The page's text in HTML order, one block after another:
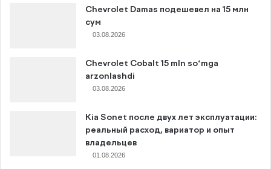
Chevrolet Damas подешевел на 15 млн
сум
03.08.2026
Chevrolet Cobalt 15 mln so‘mga
arzonlashdi
03.08.2026
Kia Sonet после двух лет эксплуатации:
реальный расход, вариатор и опыт
владельцев
01.08.2026